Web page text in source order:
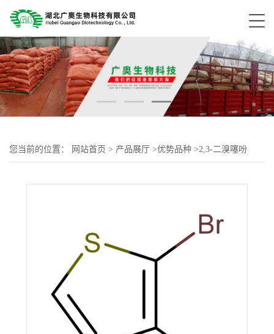
您当前的位置： 网站首页 > 产品展厅 >优势品种 >2,3-二溴噻吩